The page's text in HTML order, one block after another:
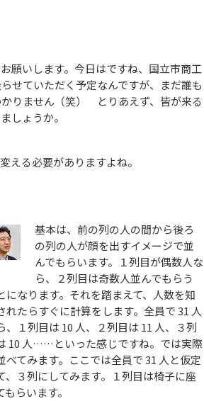
願いします。今日はですね、国立市商工
せていただく予定なんですが、まだ誰も
りません（笑） とりあえず、皆が来る
しょうか。
える必要がありますよね。
基本は、前の列の人の間から後ろ
の列の人が顔を出すイメージで並
んでもらいます。１列目が偶数人な
ら、２列目は奇数人並んでもらう
になります。それを踏まえて、人数を知
れたらすぐに計算をします。全員で 31 人
、１列目は 10 人、２列目は 11 人、３列
10 人……といった感じですね。では実際
べてみます。ここでは全員で 31 人と仮定
、３列にしてみます。１列目は椅子に座
もらいます。